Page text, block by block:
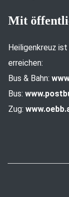
Mit
Heiligenkreuz
erreichen:
Bus & Bahn:
Bus:
Zug: